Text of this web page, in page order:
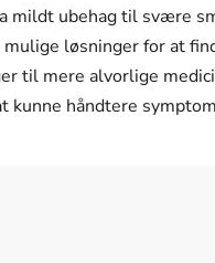
mildt ubehag til svære
løsninger for at
til mere alvorlige
kunne håndtere